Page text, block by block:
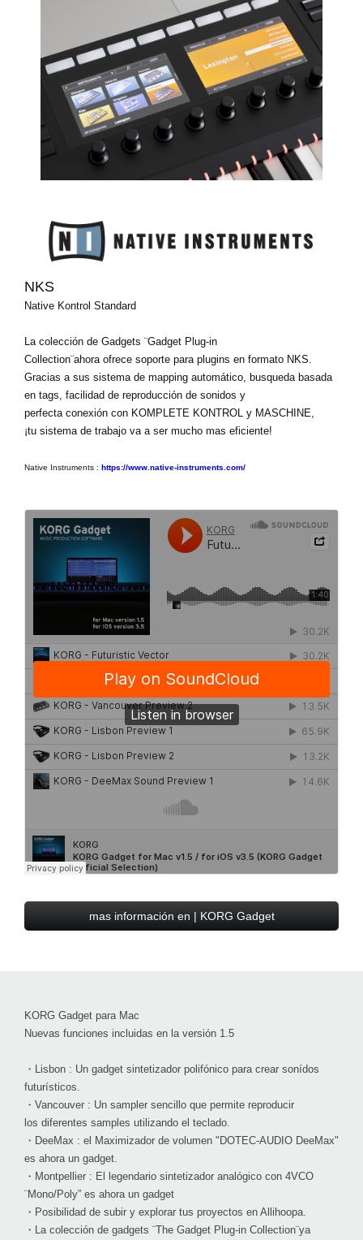
NKS
Native Kontrol Standard
La colección de Gadgets ¨Gadget Plug-in
Collection¨ahora ofrece soporte para plugins en formato NKS.
Gracias a sus sistema de mapping automático, busqueda basada
en tags, facilidad de reproducción de sonidos y
perfecta conexión con KOMPLETE KONTROL y MASCHINE,
¡tu sistema de trabajo va a ser mucho mas eficiente!
Native Instruments : https://www.native-instruments.com/
mas información en | KORG Gadget
KORG Gadget para Mac
Nuevas funciones incluidas en la versión 1.5
・Lisbon : Un gadget sintetizador polifónico para crear sonídos
futurísticos.
・Vancouver : Un sampler sencillo que permite reproducir
los diferentes samples utilizando el teclado.
・DeeMax : el Maximizador de volumen "DOTEC-AUDIO DeeMax"
es ahora un gadget.
・Montpellier : El legendario sintetizador analógico con 4VCO
¨Mono/Poly” es ahora un gadget
・Posibilidad de subir y explorar tus proyectos en Allihoopa.
・La colección de gadgets ¨The Gadget Plug-in Collection¨ya